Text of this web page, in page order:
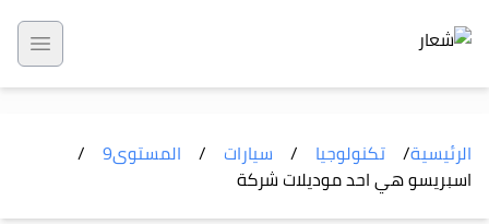
الرئيسية/ تكنولوجيا / سيارات / المستوى9
/
اسبريسو هي احد موديلات شركة